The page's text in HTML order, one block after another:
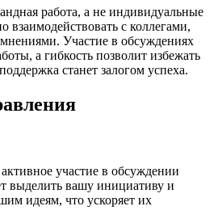
работа, а не индивидуальные
взаимодействовать с коллегами,
Участие в обсуждениях
а гибкость позволит избежать
станет залогом успеха.
участие в обсуждении
выделить вашу инициативу и
идеям, что ускоряет их